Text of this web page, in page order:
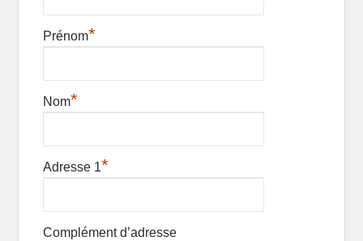
Prénom*
Nom*
Adresse 1*
Complément d’adresse